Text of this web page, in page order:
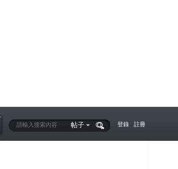
登錄 註冊
帖子